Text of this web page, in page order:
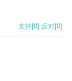
支持[0] 反对[0]